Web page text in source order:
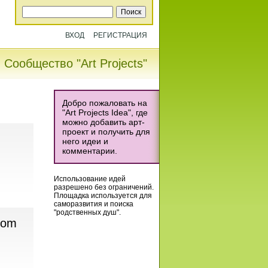
ВХОД РЕГИСТРАЦИЯ
Сообщество "Art Projects"
Добро пожаловать на
"Art Projects Idea", где
можно добавить арт-
проект и получить для
него идеи и
комментарии.
Использование идей
разрешено без ограничений.
Площадка используется для
саморазвития и поиска
"родственных душ".